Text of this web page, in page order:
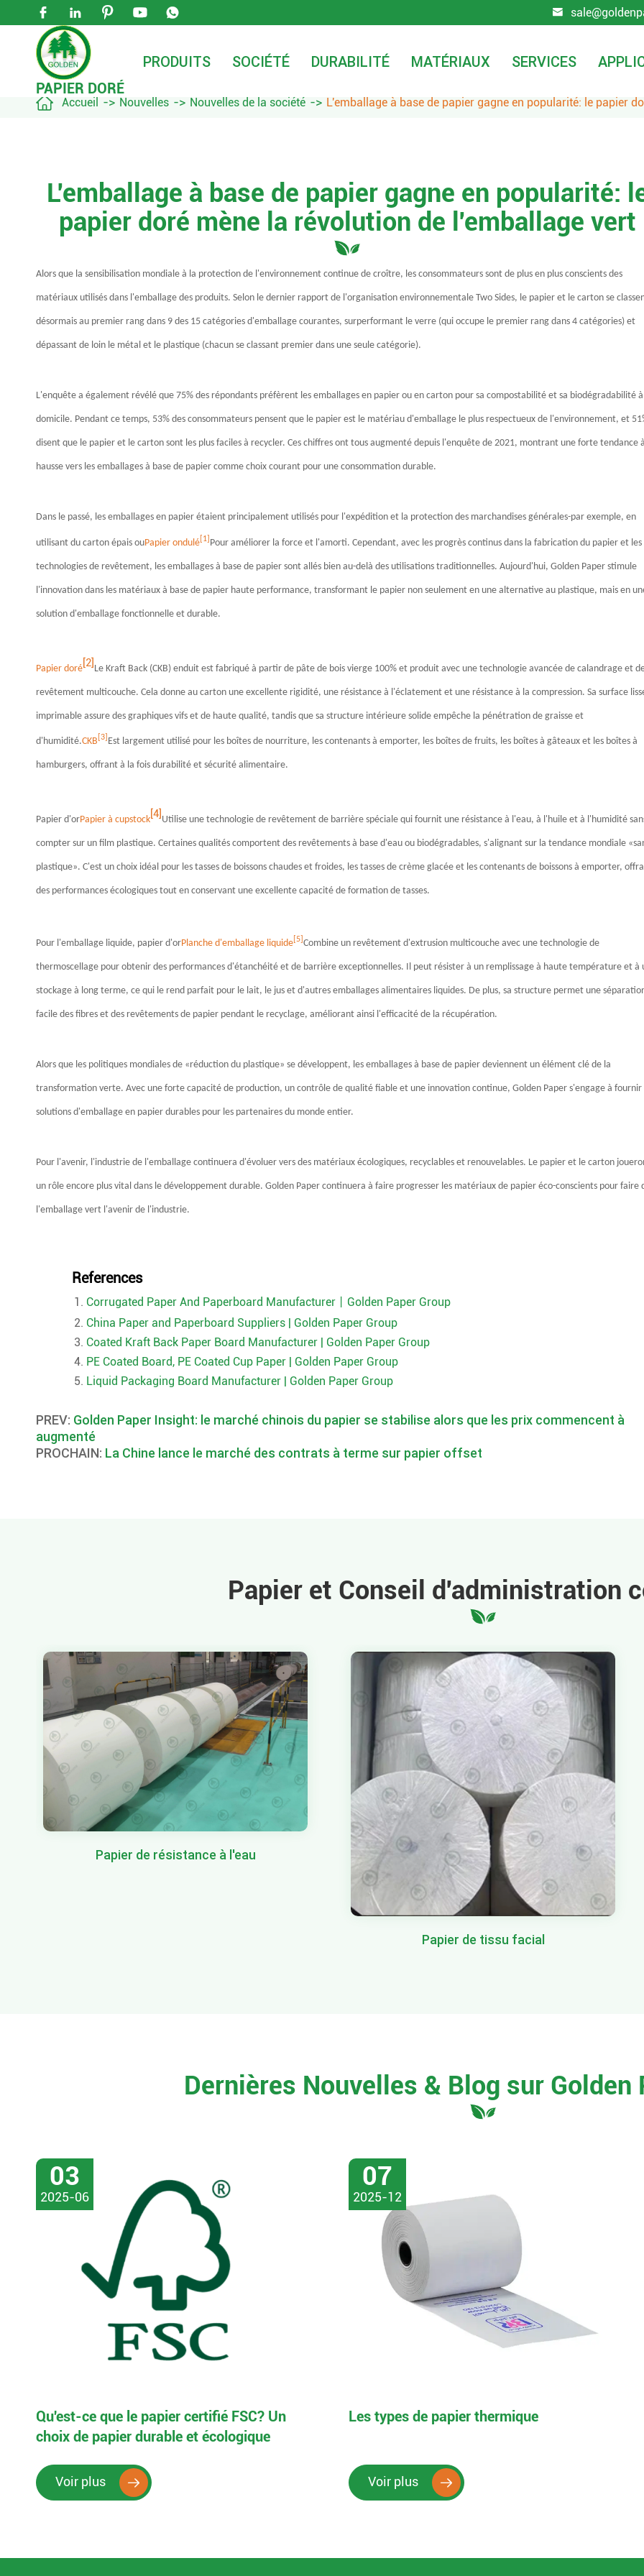
     
PAPIER DORÉ
PRODUITS SOCIÉTÉ DURABILITÉ MATÉRIAUX SERVICES
 Accueil Nouvelles Nouvelles de la société L'emballage à base de papier gagne en popularité: le papier
L'emballage à base de papier gagne en popularité:
papier doré mène la révolution de l'emballage vert
Alors que la sensibilisation mondiale à la protection de l'environnement continue de croître, les consommateurs sont de plus en plus conscients des
matériaux utilisés dans l'emballage des produits. Selon le dernier rapport de l'organisation environnementale Two Sides, le papier et le carton se
désormais au premier rang dans 9 des 15 catégories d'emballage courantes, surperformant le verre (qui occupe le premier rang dans 4 catégories) et
dépassant de loin le métal et le plastique (chacun se classant premier dans une seule catégorie).
L'enquête a également révélé que 75% des répondants préfèrent les emballages en papier ou en carton pour sa compostabilité et sa biodégradabilité à
domicile. Pendant ce temps, 53% des consommateurs pensent que le papier est le matériau d'emballage le plus respectueux de l'environnement, et
disent que le papier et le carton sont les plus faciles à recycler. Ces chiffres ont tous augmenté depuis l'enquête de 2021, montrant une forte tendance
hausse vers les emballages à base de papier comme choix courant pour une consommation durable.
Dans le passé, les emballages en papier étaient principalement utilisés pour l'expédition et la protection des marchandises générales-par exemple, en
utilisant du carton épais ouPapier ondulé [1] Pour améliorer la force et l'amorti. Cependant, avec les progrès continus dans la fabrication du papier et les
technologies de revêtement, les emballages à base de papier sont allés bien au-delà des utilisations traditionnelles. Aujourd'hui, Golden Paper stimule
l'innovation dans les matériaux à base de papier haute performance, transformant le papier non seulement en une alternative au plastique, mais en
solution d'emballage fonctionnelle et durable.
Papier doré[2] Le Kraft Back (CKB) enduit est fabriqué à partir de pâte de bois vierge 100% et produit avec une technologie avancée de calandrage et
revêtement multicouche. Cela donne au carton une excellente rigidité, une résistance à l'éclatement et une résistance à la compression. Sa surface
imprimable assure des graphiques vifs et de haute qualité, tandis que sa structure intérieure solide empêche la pénétration de graisse et
d'humidité.CKB [3] Est largement utilisé pour les boîtes de nourriture, les contenants à emporter, les boîtes de fruits, les boîtes à gâteaux et les boîtes à
hamburgers, offrant à la fois durabilité et sécurité alimentaire.
Papier d'orPapier à cupstock [4] Utilise une technologie de revêtement de barrière spéciale qui fournit une résistance à l'eau, à l'huile et à l'humidité
compter sur un film plastique. Certaines qualités comportent des revêtements à base d'eau ou biodégradables, s'alignant sur la tendance mondiale
plastique». C'est un choix idéal pour les tasses de boissons chaudes et froides, les tasses de crème glacée et les contenants de boissons à emporter,
des performances écologiques tout en conservant une excellente capacité de formation de tasses.
Pour l'emballage liquide, papier d'orPlanche d'emballage liquide [5] Combine un revêtement d'extrusion multicouche avec une technologie de
thermoscellage pour obtenir des performances d'étanchéité et de barrière exceptionnelles. Il peut résister à un remplissage à haute température et à
stockage à long terme, ce qui le rend parfait pour le lait, le jus et d'autres emballages alimentaires liquides. De plus, sa structure permet une
facile des fibres et des revêtements de papier pendant le recyclage, améliorant ainsi l'efficacité de la récupération.
Alors que les politiques mondiales de «réduction du plastique» se développent, les emballages à base de papier deviennent un élément clé de la
transformation verte. Avec une forte capacité de production, un contrôle de qualité fiable et une innovation continue, Golden Paper s'engage à fournir
solutions d'emballage en papier durables pour les partenaires du monde entier.
Pour l'avenir, l'industrie de l'emballage continuera d'évoluer vers des matériaux écologiques, recyclables et renouvelables. Le papier et le carton
un rôle encore plus vital dans le développement durable. Golden Paper continuera à faire progresser les matériaux de papier éco-conscients pour faire
l'emballage vert l'avenir de l'industrie.
References
Corrugated Paper And Paperboard Manufacturer丨Golden Paper Group
China Paper and Paperboard Suppliers | Golden Paper Group
Coated Kraft Back Paper Board Manufacturer | Golden Paper Group
PE Coated Board, PE Coated Cup Paper | Golden Paper Group
Liquid Packaging Board Manufacturer | Golden Paper Group
PREV: Golden Paper Insight: le marché chinois du papier se stabilise alors que les prix commencent à
augmenté
PROCHAIN: La Chine lance le marché des contrats à terme sur papier offset
Papier et Conseil d'administration
Papier de résistance à l'eau
Papier de tissu facial
Dernières Nouvelles & Blog sur Golden
03
2025-06
Qu'est-ce que le papier certifié FSC? Un
choix de papier durable et écologique
Voir plus 
07
2025-12
Les types de papier thermique
Voir plus 